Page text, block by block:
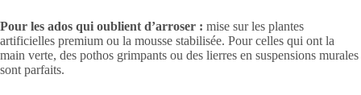
Pour les ados qui oublient d’arroser : mise sur les plantes
artificielles premium ou la mousse stabilisée. Pour celles qui ont la
main verte, des pothos grimpants ou des lierres en suspensions murales
sont parfaits.